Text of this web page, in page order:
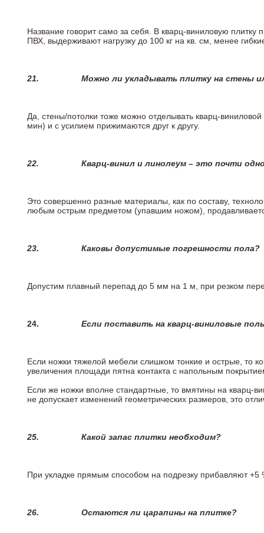
Название говорит само за себя. В кварц-виниловую
ПВХ, выдерживают нагрузку до 100 кг на кв. см, менее
21. Можно ли укладывать плитку на стены
Да, стены/потолки тоже можно отделывать кварц-
мин) и с усилием прижимаются друг к другу.
22. Кварц-винил и линолеум – это почти
Это совершенно разные материалы, как по составу,
любым острым предметом (упавшим ножом),
23. Каковы допустимые погрешности пола?
Допустим плавный перепад до 5 мм на 1 м, при резком
24. Если поставить на кварц-виниловые
Если ножки тяжелой мебели слишком тонкие и острые, то
увеличения площади пятна контакта с напольным
Если же ножки вполне стандартные, то вмятины на кварц-
не допускает изменений геометрических размеров, это
25. Какой запас плитки необходим?
При укладке прямым способом на подрезку прибавляют +5
26. Остаются ли царапины на плитке?